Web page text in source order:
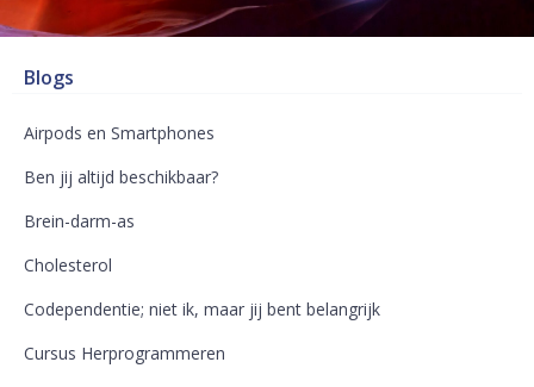
Blogs
Airpods en Smartphones
Ben jij altijd beschikbaar?
Brein-darm-as
Cholesterol
Codependentie; niet ik, maar jij bent belangrijk
Cursus Herprogrammeren